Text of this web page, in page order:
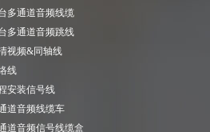
多通道音频线缆
多通道音频跳线
视频&同轴线
线
安装信号线
道音频线缆车
道音频信号线缆盒